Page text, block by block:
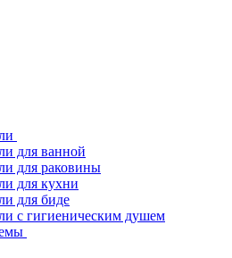
для ванной
для раковины
для кухни
для биде
с гигиеническим душем